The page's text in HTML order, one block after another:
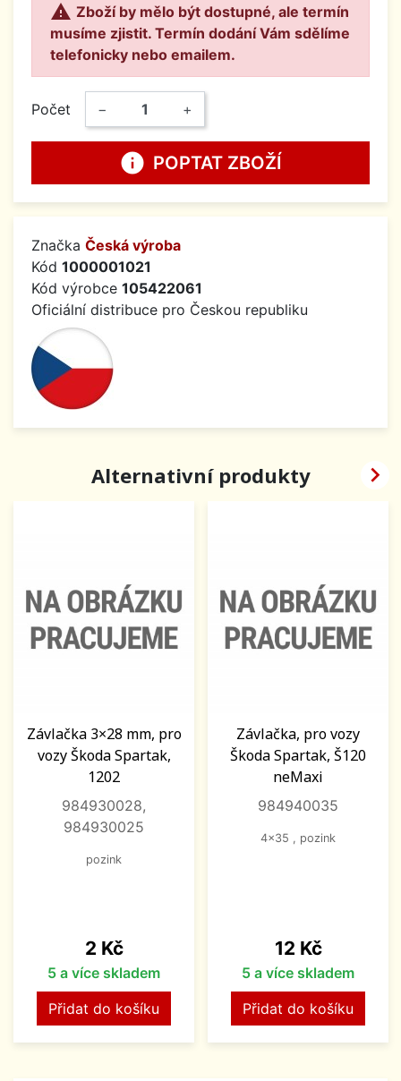
 Zboží by mělo být dostupné, ale termín
musíme zjistit. Termín dodání Vám sdělíme
telefonicky nebo emailem.
Počet − +
info POPTAT ZBOŽÍ
Značka Česká výroba
Kód 1000001021
Kód výrobce 105422061
Oficiální distribuce pro Českou republiku
Alternativní produkty
Závlačka 3×28 mm, pro
vozy Škoda Spartak,
1202
984930028,
984930025
pozink
Cena
2 Kč
5 a více skladem
Přidat do košíku
Závlačka, pro vozy
Škoda Spartak, Š120
neMaxi
984940035
4x35 , pozink
Cena
12 Kč
5 a více skladem
Přidat do košíku
